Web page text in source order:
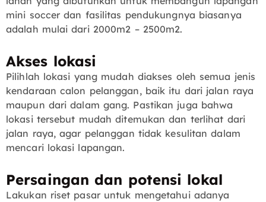
mini soccer dan fasilitas pendukungnya biasanya
adalah mulai dari 2000m2 – 2500m2.
Akses lokasi
Pilihlah lokasi yang mudah diakses oleh semua jenis
kendaraan calon pelanggan, baik itu dari jalan raya
maupun dari dalam gang. Pastikan juga bahwa
lokasi tersebut mudah ditemukan dan terlihat dari
jalan raya, agar pelanggan tidak kesulitan dalam
mencari lokasi lapangan.
Persaingan dan potensi lokal
Lakukan riset pasar untuk mengetahui adanya